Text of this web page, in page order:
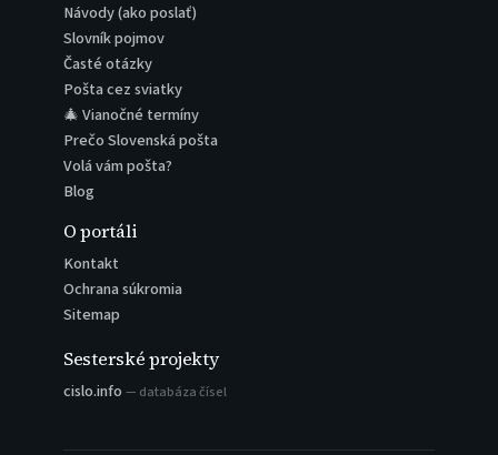
Návody (ako poslať)
Slovník pojmov
Časté otázky
Pošta cez sviatky
🎄 Vianočné termíny
Prečo Slovenská pošta
Volá vám pošta?
Blog
O portáli
Kontakt
Ochrana súkromia
Sitemap
Sesterské projekty
cislo.info — databáza čísel